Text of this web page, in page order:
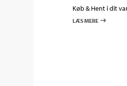
Køb & Hent i dit
LÆS MERE